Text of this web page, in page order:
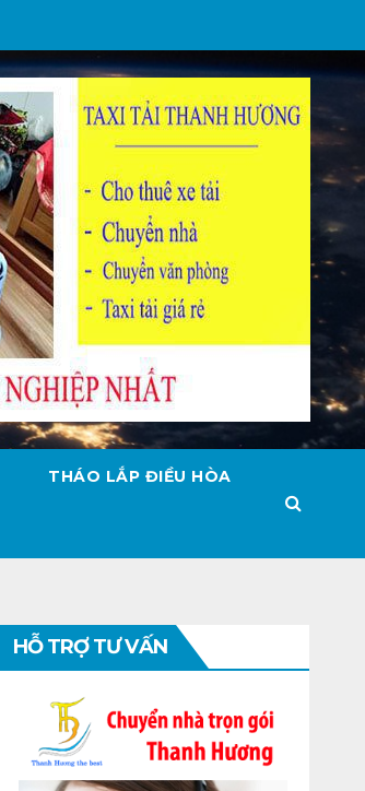
THÁO LẮP ĐIỀU HÒA
HỖ TRỢ TƯ VẤN